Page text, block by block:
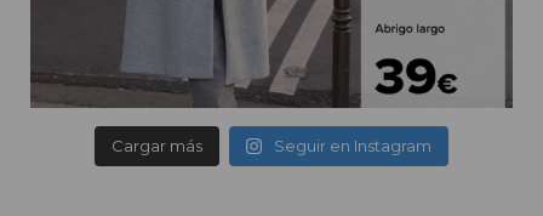
Cargar más Seguir en Instagram